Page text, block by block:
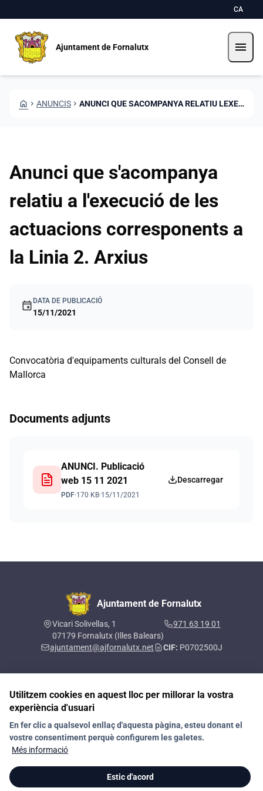
CA
Ajuntament de Fornalutx menu
HOME CHEVRON_RIGHT ANUNCIS CHEVRON_RIGHT ANUNCI QUE SACOMPANYA RELATIU LEXECUCIO DE LES ACTUACIONS CORRESPONENTS LA LINIA 2 ARXIUS
Anunci que s'acompanya
relatiu a l'execució de les
actuacions corresponents a
la Linia 2. Arxius
event DATA DE PUBLICACIÓ
15/11/2021
Convocatòria d'equipaments culturals del Consell de
Mallorca
Documents adjunts
ANUNCI. Publicació
web 15 11 2021
PDF·170 KB·15/11/2021
Descarregar
Ajuntament de Fornalutx
Vicari Solivellas, 1
07179 Fornalutx (Illes Balears)
971 63 19 01
ajuntament@ajfornalutx.net CIF: P0702500J
Segueix-nos a les xarxes socials
Política de privacitat
Avís legal
Política de galetes (Cookies)
Utilitzem cookies en aquest lloc per millorar la vostra
experiència d'usuari
En fer clic a qualsevol enllaç d'aquesta pàgina, esteu donant el
vostre consentiment perquè configurem les galetes.
Més informació
Estic d'acord